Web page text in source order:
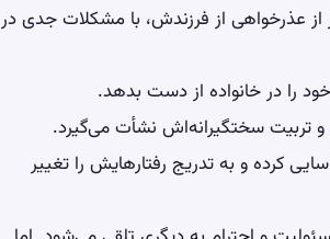
عذرخواهی از فرزندش، با مشکلات جدی در
را در خانواده از دست بدهد.
تربیت سختگیرانه‌اش نشأت می‌گیرد.
کرده و به تدریج رفتارهایش را تغییر